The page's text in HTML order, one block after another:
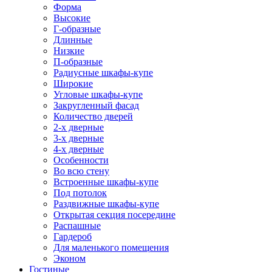
Форма
Высокие
Г-образные
Длинные
Низкие
П-образные
Радиусные шкафы-купе
Широкие
Угловые шкафы-купе
Закругленный фасад
Количество дверей
2-х дверные
3-х дверные
4-х дверные
Особенности
Во всю стену
Встроенные шкафы-купе
Под потолок
Раздвижные шкафы-купе
Открытая секция посередине
Распашные
Гардероб
Для маленького помещения
Эконом
Гостиные